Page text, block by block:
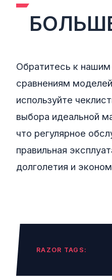
Обратитесь к
сравнениям
используйте
выбора идеальной
что регулярное
правильная
долголетия и
RAZOR TAGS: